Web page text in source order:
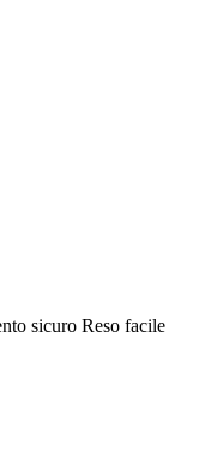
sicuro Reso facile